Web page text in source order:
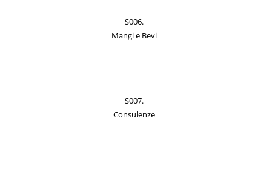
S006.
Mangi e Bevi
S007.
Consulenze